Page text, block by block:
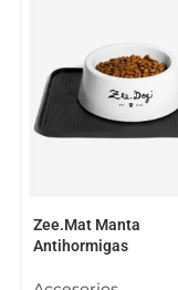
Zee.Mat Manta
Antihormigas